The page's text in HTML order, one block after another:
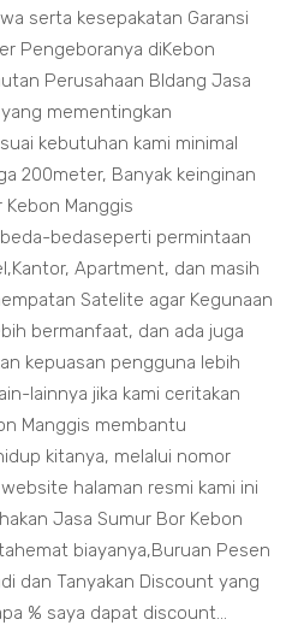
serta kesepakatan Garansi
Pengeboranya diKebon
Perusahaan BIdang Jasa
mementingkan
kebutuhan kami minimal
200meter, Banyak keinginan
Manggis
bedaseperti permintaan
Apartment, dan masih
Satelite agar Kegunaan
bermanfaat, dan ada juga
kepuasan pengguna lebih
lainnya jika kami ceritakan
Manggis membantu
kitanya, melalui nomor
halaman resmi kami ini
Jasa Sumur Bor Kebon
biayanya,Buruan Pesen
dan Tanyakan Discount yang
% saya dapat discount...